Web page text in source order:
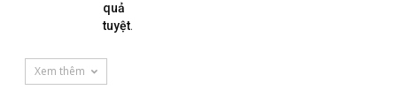
quả
tuyệt...
Xem thêm